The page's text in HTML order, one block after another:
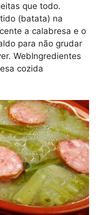
que todo.
(batata) na
a calabresa e o
para não grudar
WebIngredientes
cozida